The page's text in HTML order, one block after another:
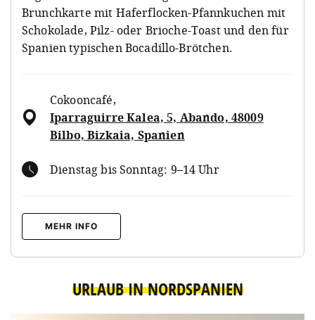
Brunchkarte mit Haferflocken-Pfannkuchen mit
Schokolade, Pilz- oder Brioche-Toast und den für
Spanien typischen Bocadillo-Brötchen.
Cokooncafé,
Iparraguirre Kalea, 5, Abando, 48009
Bilbo, Bizkaia, Spanien
Dienstag bis Sonntag: 9–14 Uhr
MEHR INFO
URLAUB IN NORDSPANIEN